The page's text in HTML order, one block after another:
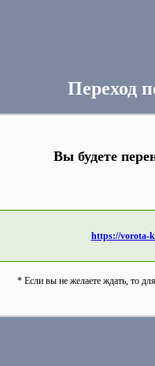
Переход
Вы будете
https://vorota-
* Если вы не желаете ждать, то